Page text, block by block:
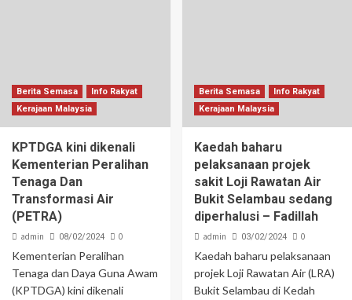
Berita Semasa
Info Rakyat
Kerajaan Malaysia
KPTDGA kini dikenali
Kementerian Peralihan
Tenaga Dan
Transformasi Air
(PETRA)
admin 08/02/2024 0
Kementerian Peralihan
Tenaga dan Daya Guna Awam
(KPTDGA) kini dikenali
Berita Semasa
Info Rakyat
Kerajaan Malaysia
Kaedah baharu
pelaksanaan projek
sakit Loji Rawatan Air
Bukit Selambau sedang
diperhalusi – Fadillah
admin 03/02/2024 0
Kaedah baharu pelaksanaan
projek Loji Rawatan Air (LRA)
Bukit Selambau di Kedah